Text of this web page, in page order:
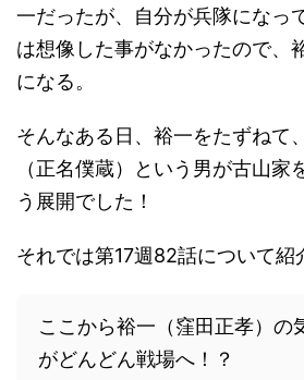
一だったが、自分が兵隊になっ
は想像した事がなかったので、
になる。
そんなある日、裕一をたずねて
（正名僕蔵）という男が古山家
う展開でした！
それでは第17週82話について紹
ここから裕一（窪田正孝）の
がどんどん戦場へ！？